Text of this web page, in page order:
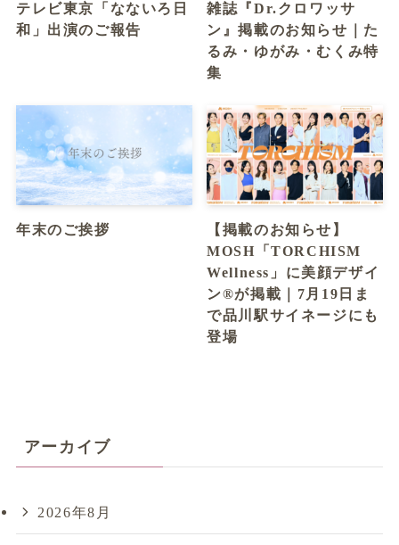
テレビ東京「なないろ日
和」出演のご報告
雑誌『Dr.クロワッサ
ン』掲載のお知らせ｜た
るみ・ゆがみ・むくみ特
集
年末のご挨拶
【掲載のお知らせ】
MOSH「TORCHISM
Wellness」に美顔デザイ
ン®が掲載｜7月19日ま
で品川駅サイネージにも
登場
アーカイブ
2026年8月